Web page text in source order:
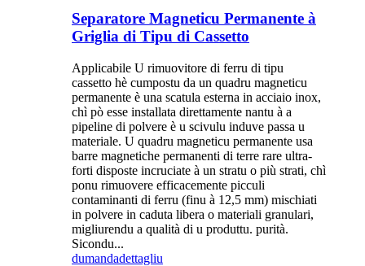
Separatore Magneticu Permanente à
Griglia di Tipu di Cassetto
Applicabile U rimuovitore di ferru di tipu
cassetto hè cumpostu da un quadru magneticu
permanente è una scatula esterna in acciaio inox,
chì pò esse installata direttamente nantu à a
pipeline di polvere è u scivulu induve passa u
materiale. U quadru magneticu permanente usa
barre magnetiche permanenti di terre rare ultra-
forti disposte incruciate à un stratu o più strati, chì
ponu rimuovere efficacemente picculi
contaminanti di ferru (finu à 12,5 mm) mischiati
in polvere in caduta libera o materiali granulari,
migliurendu a qualità di u produttu. purità.
Sicondu...
dumandadettagliu